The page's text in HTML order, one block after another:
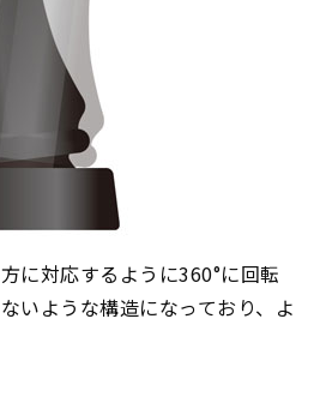
に対応するように360°に回転
いような構造になっており、よ